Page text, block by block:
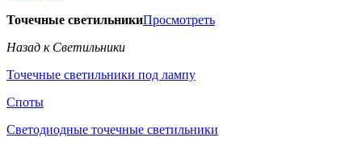
Точечные светильникиПросмотреть
Назад к Светильники
Точечные светильники под лампу
Споты
Светодиодные точечные светильники